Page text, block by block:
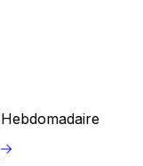
Hebdomadaire